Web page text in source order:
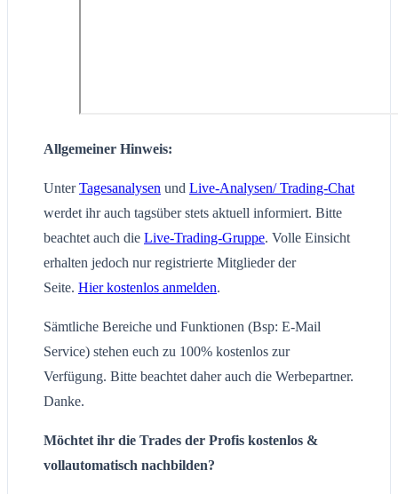
Allgemeiner Hinweis:
UnterTagesanalysen und Live-Analysen/ Trading-Chat
werdet ihr auch tagsüber stets aktuell informiert. Bitte
beachtet auch die Live-Trading-Gruppe. Volle Einsicht
erhalten jedoch nur registrierte Mitglieder der
Seite. Hier kostenlos anmelden.
Sämtliche Bereiche und Funktionen (Bsp: E-Mail
Service) stehen euch zu 100% kostenlos zur
Verfügung. Bitte beachtet daher auch die Werbepartner.
Danke.
Möchtet ihr die Trades der Profis kostenlos &
vollautomatisch nachbilden?